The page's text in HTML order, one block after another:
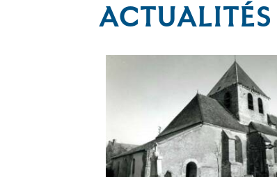
ACTUALITÉS